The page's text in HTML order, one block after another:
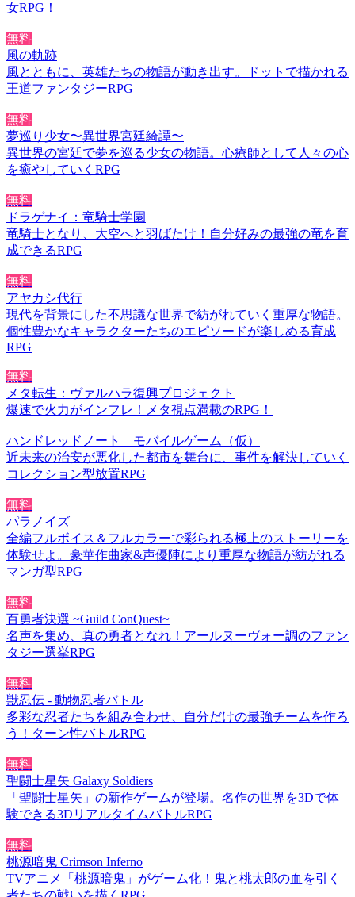
女RPG！
無料
風の軌跡
風とともに、英雄たちの物語が動き出す。ドットで描かれる
王道ファンタジーRPG
無料
夢巡り少女〜異世界宮廷綺譚〜
異世界の宮廷で夢を巡る少女の物語。心療師として人々の心
を癒やしていくRPG
無料
ドラゲナイ：竜騎士学園
竜騎士となり、大空へと羽ばたけ！自分好みの最強の竜を育
成できるRPG
無料
アヤカシ代行
現代を背景にした不思議な世界で紡がれていく重厚な物語。
個性豊かなキャラクターたちのエピソードが楽しめる育成
RPG
無料
メタ転生：ヴァルハラ復興プロジェクト
爆速で火力がインフレ！メタ視点満載のRPG！
ハンドレッドノート モバイルゲーム（仮）
近未来の治安が悪化した都市を舞台に、事件を解決していく
コレクション型放置RPG
無料
パラノイズ
全編フルボイス＆フルカラーで彩られる極上のストーリーを
体験せよ。豪華作曲家&声優陣により重厚な物語が紡がれる
マンガ型RPG
無料
百勇者決選 ~Guild ConQuest~
名声を集め、真の勇者となれ！アールヌーヴォー調のファン
タジー選挙RPG
無料
獣忍伝 - 動物忍者バトル
多彩な忍者たちを組み合わせ、自分だけの最強チームを作ろ
う！ターン性バトルRPG
無料
聖闘士星矢 Galaxy Soldiers
「聖闘士星矢」の新作ゲームが登場。名作の世界を3Dで体
験できる3DリアルタイムバトルRPG
無料
桃源暗鬼 Crimson Inferno
TVアニメ「桃源暗鬼」がゲーム化！鬼と桃太郎の血を引く